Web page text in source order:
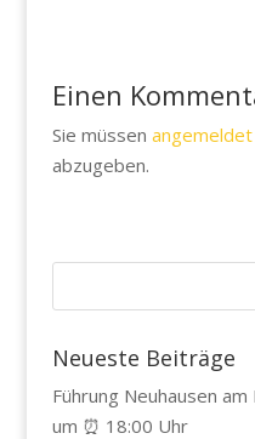
Einen
Sie müssen angemeldet
abzugeben.
Neueste Beiträge
Führung Neuhausen
um ⏰ 18:00 Uhr